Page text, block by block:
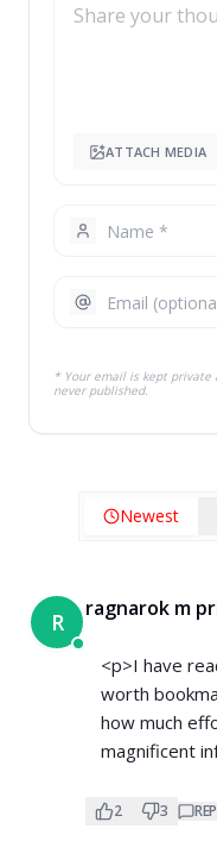
ATTACH MEDIA
* Your email is kept private
never published.
Newest
R ragnarok m
<p>I have
worth
how much
magnificent
2 3